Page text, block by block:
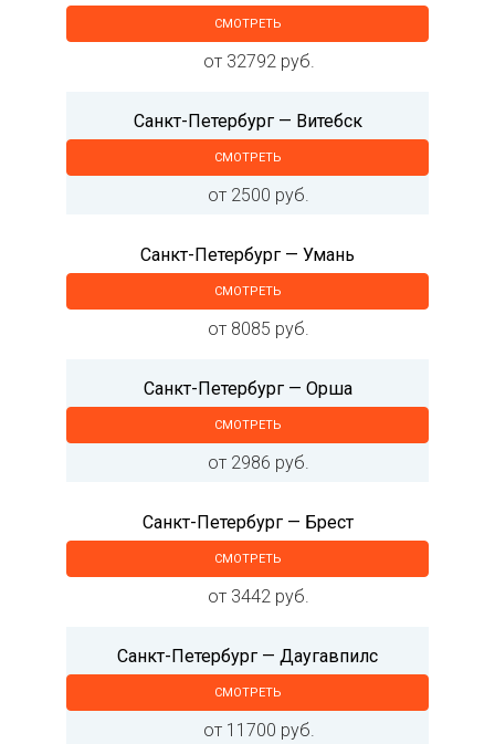
СМОТРЕТЬ
от 32792 руб.
Санкт-Петербург — Витебск
СМОТРЕТЬ
от 2500 руб.
Санкт-Петербург — Умань
СМОТРЕТЬ
от 8085 руб.
Санкт-Петербург — Орша
СМОТРЕТЬ
от 2986 руб.
Санкт-Петербург — Брест
СМОТРЕТЬ
от 3442 руб.
Санкт-Петербург — Даугавпилс
СМОТРЕТЬ
от 11700 руб.